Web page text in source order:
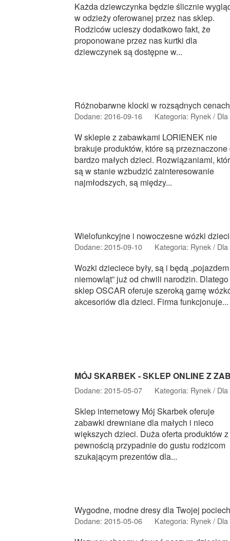
Każda dziewczynka będzie ślicznie
w odzieży oferowanej przez nas sklep.
Rodziców ucieszy dodatkowo fakt, że
proponowane przez nas kurtki dla
dziewczynek są dostępne w...
Różnobarwne klocki w rozsądnych cenach
Dodane: 2016-09-16 Kategoria: Rynek / Dla
W sklepie z zabawkami LORIENEK nie
brakuje produktów, które są przeznaczone
bardzo małych dzieci. Rozwiązaniami,
są w stanie wzbudzić zainteresowanie
najmłodszych, są między...
Wielofunkcyjne i nowoczesne wózki
Dodane: 2015-09-10 Kategoria: Rynek / Dla
Wozki dzieciece były, są i będą „pojazdem
niemowląt” już od chwili narodzin. Dlatego
sklep OSCAR oferuje szeroką gamę
akcesoriów dla dzieci. Firma funkcjonuje...
MÓJ SKARBEK - SKLEP ONLINE Z
Dodane: 2015-05-07 Kategoria: Rynek / Dla
Sklep internetowy Mój Skarbek oferuje
zabawki drewniane dla małych i nieco
większych dzieci. Duża oferta produktów z
pewnością przypadnie do gustu rodzicom
szukającym prezentów dla...
Wygodne, modne dresy dla Twojej
Dodane: 2015-05-06 Kategoria: Rynek / Dla